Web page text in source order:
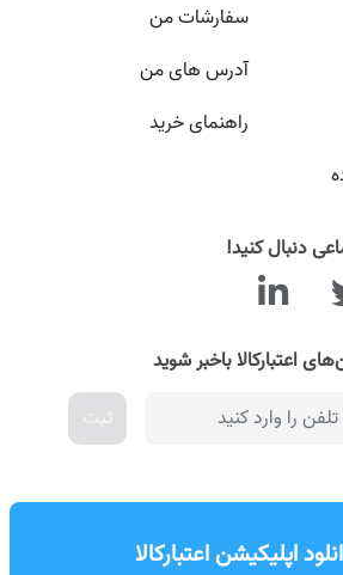
سفارشات من
آدرس های من
راهنمای خرید
دنبال کنید!
اعتبارکالا باخبر شوید
ثبت
اپلیکیشن اعتبارکالا